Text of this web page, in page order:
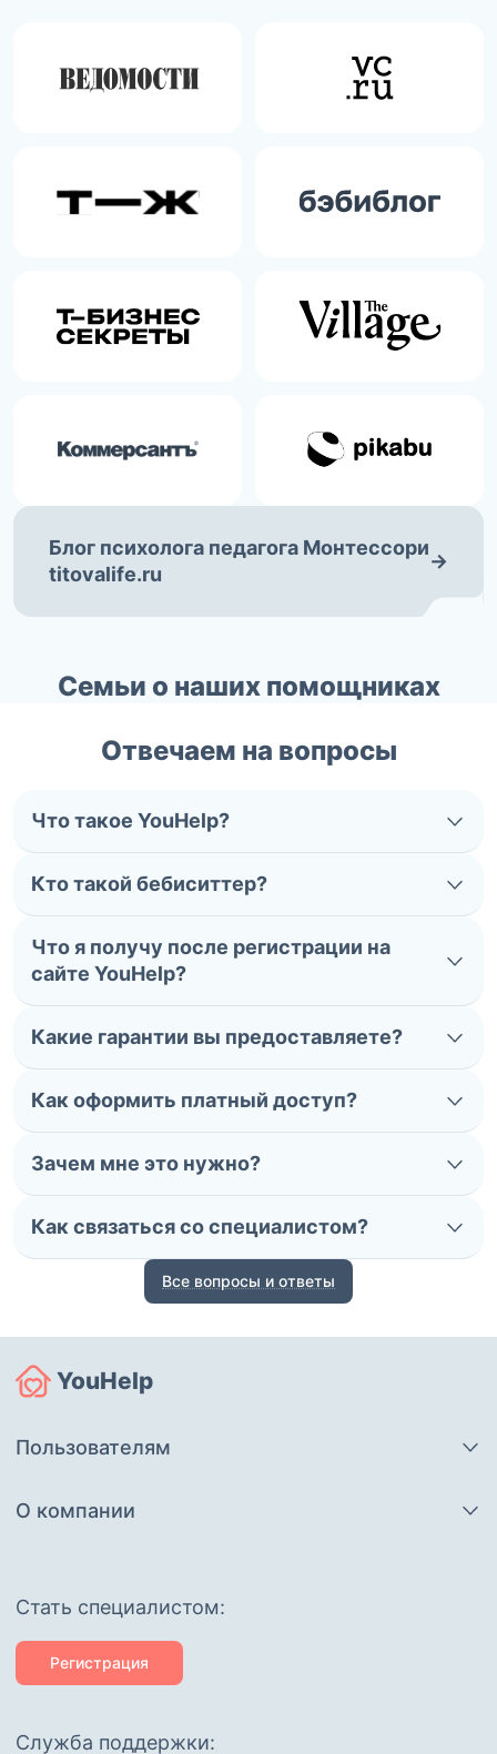
Блог психолога педагога Монтессори
titovalife.ru
→
Семьи о наших помощниках
Отвечаем на вопросы
Что такое YouHelp?
Кто такой бебиситтер?
Что я получу после регистрации на
сайте YouHelp?
Какие гарантии вы предоставляете?
Как оформить платный доступ?
Зачем мне это нужно?
Как связаться со специалистом?
Все вопросы и ответы
YouHelp
Пользователям
О компании
Cтать специалистом:
Регистрация
Служба поддержки: